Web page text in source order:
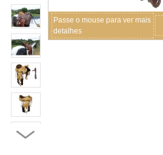
Passe o mouse para ver mais
detalhes